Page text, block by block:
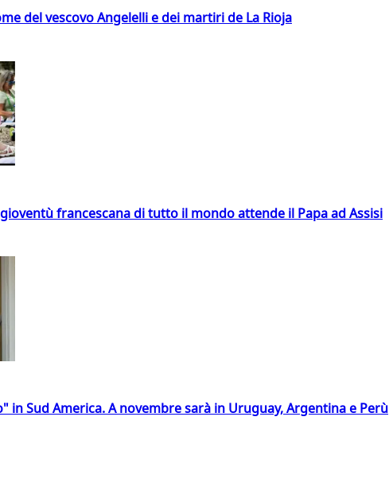
del vescovo Angelelli e dei martiri de La Rioja
francescana di tutto il mondo attende il Papa ad Assisi
in Sud America. A novembre sarà in Uruguay, Argentina e Perù